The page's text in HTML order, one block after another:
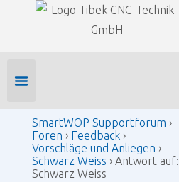
Our Forums
SmartWOP Supportforum ›
Foren › Feedback ›
Vorschläge und Anliegen ›
Schwarz Weiss › Antwort auf:
Schwarz Weiss